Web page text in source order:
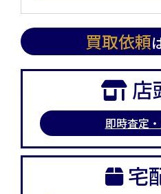
買取依頼
店
即時査定
宅